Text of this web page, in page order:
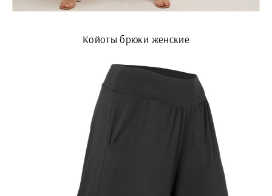
Койоты брюки женские